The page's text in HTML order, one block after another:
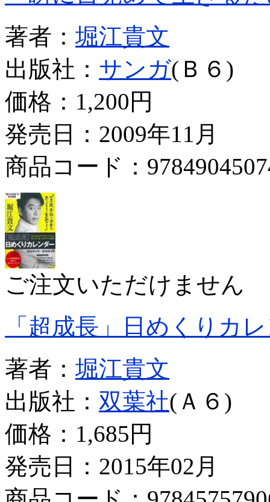
著者： 堀江貴文
出版社： サンガ(Ｂ６)
価格： 1,200円
発売日：2009年11月
商品コード：
ご注文いただけません
「超成長」日めくりカ
著者： 堀江貴文
出版社： 双葉社(Ａ６)
価格： 1,685円
発売日：2015年02月